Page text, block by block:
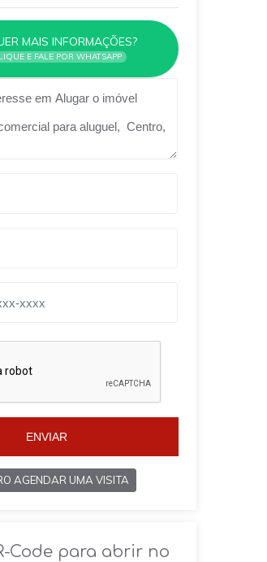
MAIS INFORMAÇÕES?
E FALE POR WHATSAPP
ENVIAR
AGENDAR UMA VISITA
z
Code para abrir no